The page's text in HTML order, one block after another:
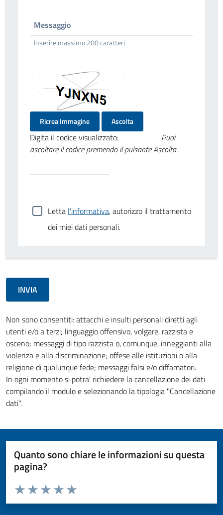
Messaggio
Inserire massimo 200 caratteri
Ricrea Immagine Ascolta
Digita il codice visualizzato:
Puoi
ascoltare il codice premendo il pulsante Ascolta.
Letta l'informativa, autorizzo il trattamento
dei miei dati personali.
Non sono consentiti: attacchi e insulti personali diretti agli
utenti e/o a terzi; linguaggio offensivo, volgare, razzista e
osceno; messaggi di tipo razzista o, comunque, inneggianti alla
violenza e alla discriminazione; offese alle istituzioni o alla
religione di qualunque fede; messaggi falsi e/o diffamatori.
In ogni momento si potra' richiedere la cancellazione dei dati
compilando il modulo e selezionando la tipologia "Cancellazione
dati".
Quanto sono chiare le informazioni su questa
pagina?
Valuta da 1 a 5 stelle la pagina
Valuta 5 stelle su 5
Valuta 4 stelle su 5
Valuta 3 stelle su 5
Valuta 2 stelle su 5
Valuta 1 stelle su 5